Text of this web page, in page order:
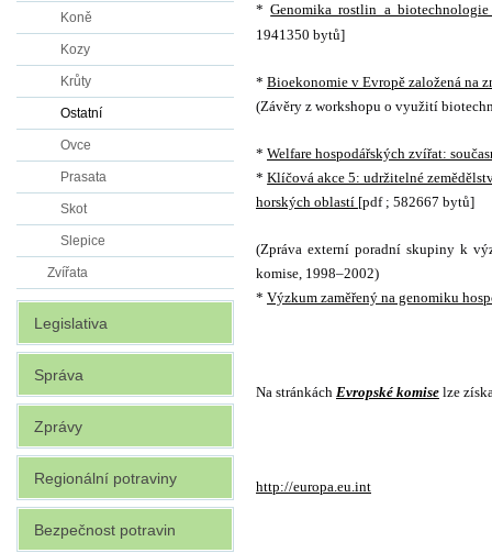
*Genomika rostlin a
1941350 bytů]
* Bioekonomie v Evropě založená na
(Závěry z workshopu o využití
* Welfare hospodářských zvířat:
*Klíčová akce 5: udržitelné
horských oblastí [pdf ; 582667 bytů]
(Zpráva externí poradní skupiny k
komise, 1998–2002)
* Výzkum zaměřený na genomiku
Na stránkách Evropské komise lze
http://europa.eu.int
Koně
Kozy
Krůty
Ostatní
Ovce
Prasata
Skot
Slepice
Zvířata
Legislativa
Správa
Zprávy
Regionální potraviny
Bezpečnost potravin